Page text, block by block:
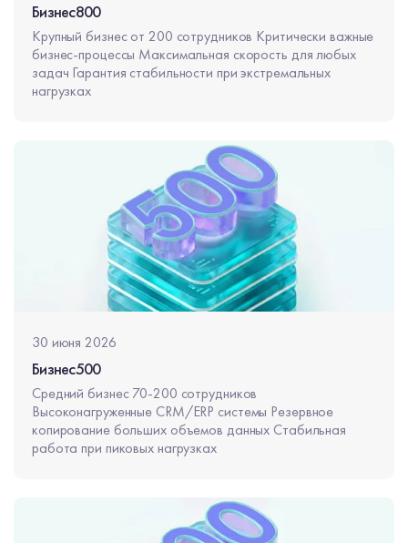
Бизнес800
Крупный бизнес от 200 сотрудников Критически важные
бизнес-процессы Максимальная скорость для любых
задач Гарантия стабильности при экстремальных
нагрузках
30 июня 2026
Бизнес500
Средний бизнес 70-200 сотрудников
Высоконагруженные CRM/ERP системы Резервное
копирование больших объемов данных Стабильная
работа при пиковых нагрузках